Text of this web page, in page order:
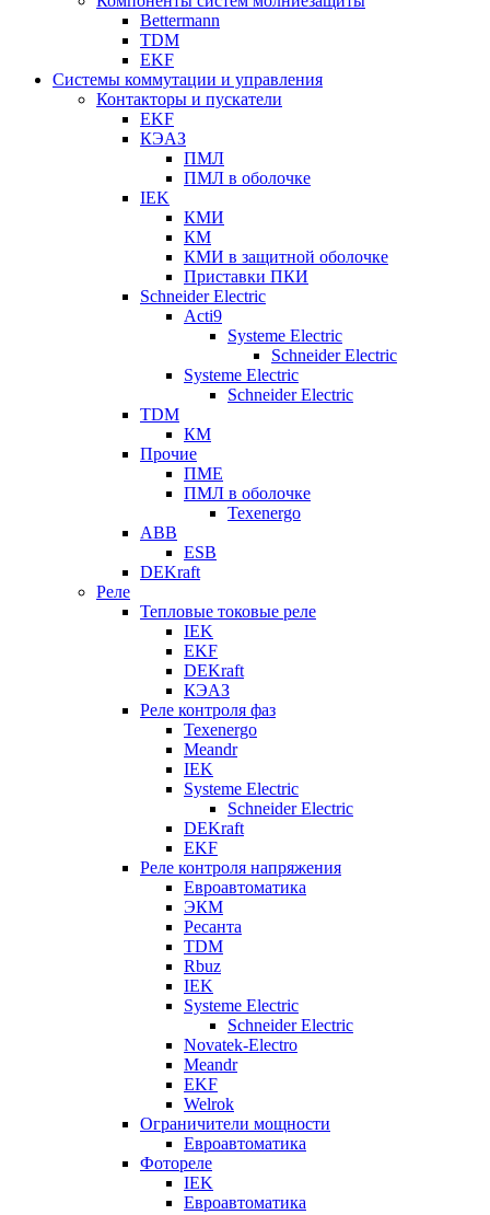
Bettermann
TDM
EKF
Системы коммутации и управления
Контакторы и пускатели
EKF
КЭАЗ
ПМЛ
ПМЛ в оболочке
IEK
КМИ
КМ
КМИ в защитной оболочке
Приставки ПКИ
Schneider Electric
Acti9
Systeme Electric
Schneider Electric
Systeme Electric
Schneider Electric
TDM
КМ
Прочие
ПМЕ
ПМЛ в оболочке
Texenergo
ABB
ESB
DEKraft
Реле
Тепловые токовые реле
IEK
EKF
DEKraft
КЭАЗ
Реле контроля фаз
Texenergo
Meandr
IEK
Systeme Electric
Schneider Electric
DEKraft
EKF
Реле контроля напряжения
Евроавтоматика
ЭКМ
Ресанта
TDM
Rbuz
IEK
Systeme Electric
Schneider Electric
Novatek-Electro
Meandr
EKF
Welrok
Ограничители мощности
Евроавтоматика
Фотореле
IEK
Евроавтоматика